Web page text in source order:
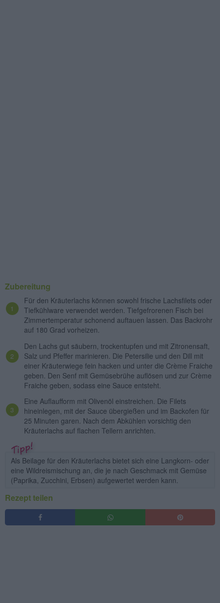
Zubereitung
Für den Kräuterlachs können sowohl frische Lachsfilets oder
Tiefkühlware verwendet werden. Tiefgefrorenen Fisch bei
Zimmertemperatur schonend auftauen lassen. Das Backrohr
auf 180 Grad vorheizen.
Den Lachs gut säubern, trockentupfen und mit Zitronensaft,
Salz und Pfeffer marinieren. Die Petersilie und den Dill mit
einer Kräuterwiege fein hacken und unter die Crème Fraiche
geben. Den Senf mit Gemüsebrühe auflösen und zur Crème
Fraiche geben, sodass eine Sauce entsteht.
Eine Auflaufform mit Olivenöl einstreichen. Die Filets
hineinlegen, mit der Sauce übergießen und im Backofen für
25 Minuten garen. Nach dem Abkühlen vorsichtig den
Kräuterlachs auf flachen Tellern anrichten.
Als Beilage für den Kräuterlachs bietet sich eine Langkorn- oder
eine Wildreismischung an, die je nach Geschmack mit Gemüse
(Paprika, Zucchini, Erbsen) aufgewertet werden kann.
Rezept teilen